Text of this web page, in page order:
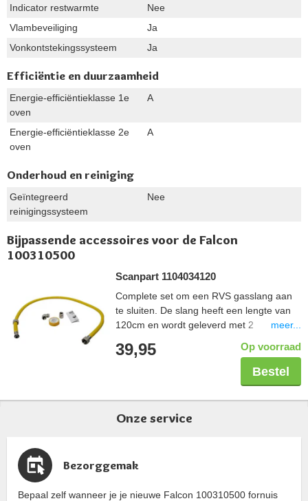
Indicator restwarmte
Nee
Vlambeveiliging
Ja
Vonkontstekingssysteem
Ja
Efficiëntie en duurzaamheid
Energie-efficiëntieklasse 1e
oven
A
Energie-efficiëntieklasse 2e
oven
A
Onderhoud en reiniging
Geïntegreerd
reinigingssysteem
Nee
Bijpassende accessoires voor de Falcon
100310500
Scanpart 1104034120
Complete set om een RVS gasslang aan
te sluiten. De slang heeft een lengte van
120cm en wordt geleverd met 2
aangesloten kan worden. De tape wordt
gebruikt om de schroefdraadverbinding
veilig af te sluiten. De gehele set is Gastec
gekeurd.
meer...
39,95 Op voorraad
Bestel
Onze service
Bezorggemak
Bepaal zelf wanneer je je nieuwe Falcon 100310500 fornuis